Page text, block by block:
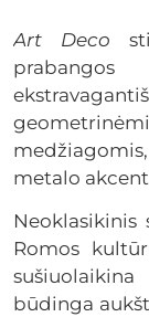
Art Deco
metalo
Romos
būdinga